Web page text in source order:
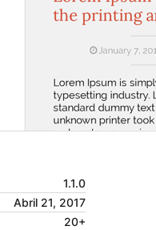
1.1.0
Abril 21, 2017
20+